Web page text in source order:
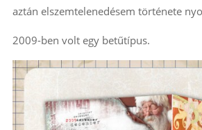
aztán elszemtelenedésem története
2009-ben volt egy betűtípus.